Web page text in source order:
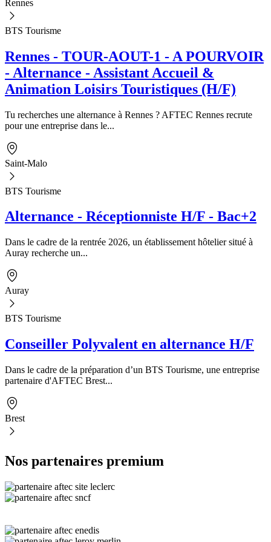
Rennes
BTS Tourisme
Rennes - TOUR-AOUT-1 - A POURVOIR
- Alternance - Assistant Accueil &
Animation Loisirs Touristiques (H/F)
Tu recherches une alternance à Rennes ? AFTEC Rennes recrute
pour une entreprise dans le...
Saint-Malo
BTS Tourisme
Alternance - Réceptionniste H/F - Bac+2
Dans le cadre de la rentrée 2026, un établissement hôtelier situé à
Auray recherche un...
Auray
BTS Tourisme
Conseiller Polyvalent en alternance H/F
Dans le cadre de la préparation d’un BTS Tourisme, une entreprise
partenaire d'AFTEC Brest...
Brest
Nos partenaires premium